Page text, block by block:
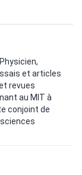
et articles
revues
au MIT à
conjoint de